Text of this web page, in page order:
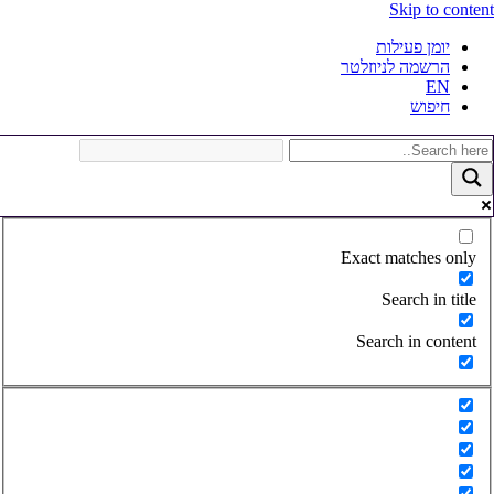
Skip to
יומן פעילות
הרשמה לניוזלטר
EN
חיפוש
Exact matches only
Search in title
Search in content